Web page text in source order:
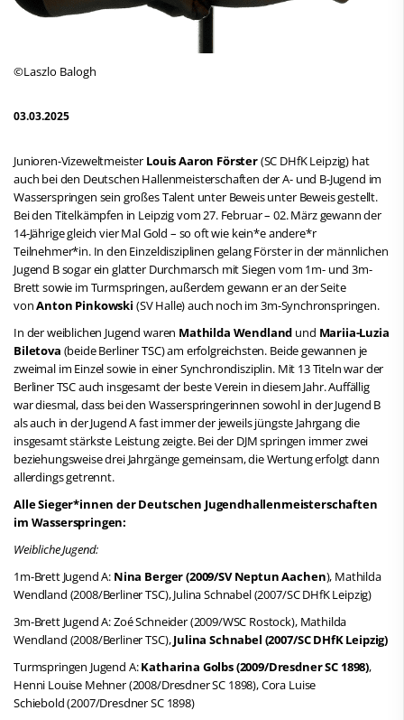
©Laszlo Balogh
03.03.2025
Junioren-Vizeweltmeister Louis Aaron Förster(SC DHfK Leipzig) hat
auch bei den Deutschen Hallenmeisterschaften der A- und B-Jugend im
Wasserspringen sein großes Talent unter Beweis unter Beweis gestellt.
Bei den Titelkämpfen in Leipzig vom 27. Februar – 02. März gewann der
14-Jährige gleich vier Mal Gold – so oft wie kein*e andere*r
Teilnehmer*in. In den Einzeldisziplinen gelang Förster in der männlichen
Jugend B sogar ein glatter Durchmarsch mit Siegen vom 1m- und 3m-
Brett sowie im Turmspringen, außerdem gewann er an der Seite
vonAnton Pinkowski (SV Halle) auch noch im 3m-Synchronspringen.
In der weiblichen Jugend waren Mathilda Wendland und Mariia-Luzia
Biletova (beide Berliner TSC) am erfolgreichsten. Beide gewannen je
zweimal im Einzel sowie in einer Synchrondisziplin. Mit 13 Titeln war der
Berliner TSC auch insgesamt der beste Verein in diesem Jahr. Auffällig
war diesmal, dass bei den Wasserspringerinnen sowohl in der Jugend B
als auch in der Jugend A fast immer der jeweils jüngste Jahrgang die
insgesamt stärkste Leistung zeigte. Bei der DJM springen immer zwei
beziehungsweise drei Jahrgänge gemeinsam, die Wertung erfolgt dann
allerdings getrennt.
Alle Sieger*innen der Deutschen Jugendhallenmeisterschaften
im Wasserspringen:
Weibliche Jugend:
1m-Brett Jugend A: Nina Berger (2009/SV Neptun Aachen), Mathilda
Wendland (2008/Berliner TSC), Julina Schnabel (2007/SC DHfK Leipzig)
3m-Brett Jugend A: Zoé Schneider (2009/WSC Rostock), Mathilda
Wendland (2008/Berliner TSC),Julina Schnabel (2007/SC DHfK Leipzig)
Turmspringen Jugend A:Katharina Golbs (2009/Dresdner SC 1898),
Henni Louise Mehner (2008/Dresdner SC 1898), Cora Luise
Schiebold (2007/Dresdner SC 1898)